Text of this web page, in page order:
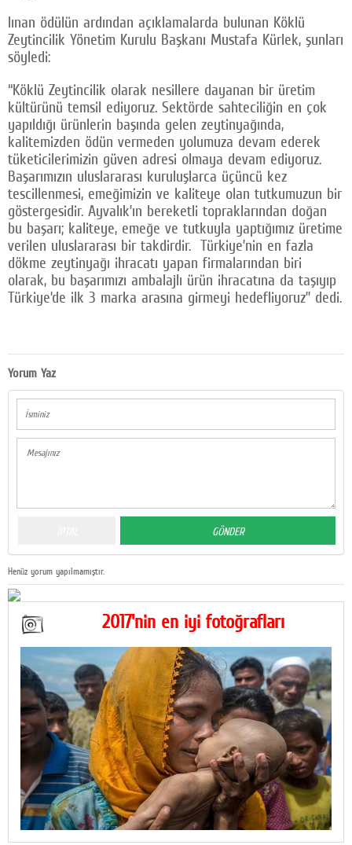
lınan ödülün ardından açıklamalarda bulunan Köklü
Zeytincilik Yönetim Kurulu Başkanı Mustafa Kürlek, şunları
söyledi:
“Köklü Zeytincilik olarak nesillere dayanan bir üretim
kültürünü temsil ediyoruz. Sektörde sahteciliğin en çok
yapıldığı ürünlerin başında gelen zeytinyağında,
kalitemizden ödün vermeden yolumuza devam ederek
tüketicilerimizin güven adresi olmaya devam ediyoruz.
Başarımızın uluslararası kuruluşlarca üçüncü kez
tescillenmesi, emeğimizin ve kaliteye olan tutkumuzun bir
göstergesidir. Ayvalık’ın bereketli topraklarından doğan
bu başarı; kaliteye, emeğe ve tutkuyla yaptığımız üretime
verilen uluslararası bir takdirdir. Türkiye’nin en fazla
dökme zeytinyağı ihracatı yapan firmalarından biri
olarak, bu başarımızı ambalajlı ürün ihracatına da taşıyıp
Türkiye’de ilk 3 marka arasına girmeyi hedefliyoruz” dedi.
Yorum Yaz
Henüz yorum yapılmamıştır.
2017'nin en iyi fotoğrafları